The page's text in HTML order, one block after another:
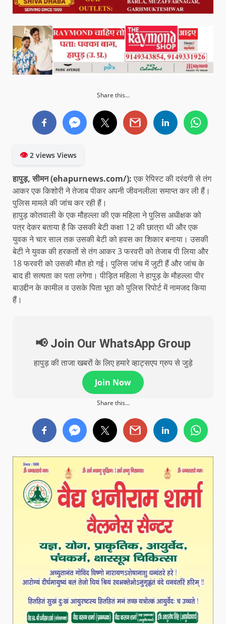
Share this...
👁2 views Views
हापुड़, सीमन(ehapurnews.com/): एक रेपिस्ट की दरंदगी से तंग
आकर एक किशोरी ने तेजाब पीकर अपनी जीवनलीला समाप्त कर ली हैं।
पुलिस मामले की जांच कर रही हैं।
हापुड़ कोतवाली के एक मौहल्ला की एक महिला ने पुलिस अधीक्षक को
पत्र देकर बताया है कि उसकी बेटी कक्षा 12 की छात्रा थी और एक
युवक ने चार साल तक उसकी बेटी को हवस का शिकार बनाया। उसकी
बेटी ने युवक की हरकतों से तंग आकर 3 फरवरी को तेजाब पी लिया और
18 फरवरी को उसकी मौत हो गई। पुलिस जांच में जुटी हैं और जांच के
बाद ही सत्यता का पता लगेगा। पीड़ित महिला ने हापुड़ के मौहल्ला पीर
बाउद्दीन के कामील व उसके पिता भूरा को पुलिस रिपोर्ट में नामजद किया
हैं।
📢 Join Our WhatsApp Group
हापुड़ की ताजा खबरों के लिए हमारे व्हाट्सएप ग्रुप से जुड़े
Join Now
Share this...